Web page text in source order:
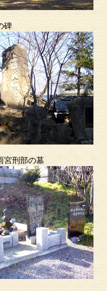
碑
宮刑部の墓